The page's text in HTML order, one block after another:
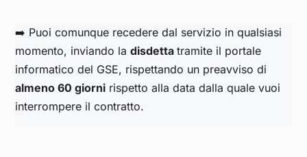
➡️ Puoi comunque recedere dal servizio in qualsiasi
momento, inviando ladisdettatramite il portale
informatico del GSE, rispettando un preavviso di
almeno 60 giorni rispetto alla data dalla quale vuoi
interrompere il contratto.